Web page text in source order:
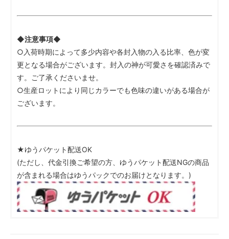
◆注意事項◆
○入荷時期によって多少内容や各封入物の入る比率、色が変
更となる場合がございます。封入の神が可愛さを確認済みで
す。ご了承くださいませ。
○生産ロットにより同じカラーでも色味の違いがある場合が
ございます。
★ゆうパケット配送OK
(ただし、代金引換ご希望の方、ゆうパケット配送NGの商品
が含まれる場合はゆうパックでのお届けとなります。)